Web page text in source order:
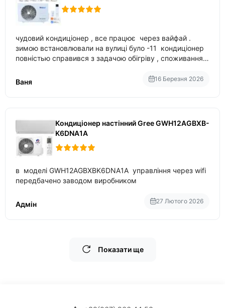
чудовий кондиціонер , все працює через вайфай .
зимою встановлювали на вулиці було -11 кондиціонер
повністью справився з задачою обігріву , споживання
температури
Ваня 16 Березня 2026
Кондиціонер настінний Gree GWH12AGBXB-
K6DNA1A
в моделі GWH12AGBXBK6DNA1A управління через wifi
передбачено заводом виробником
Адмін 27 Лютого 2026
Показати ще